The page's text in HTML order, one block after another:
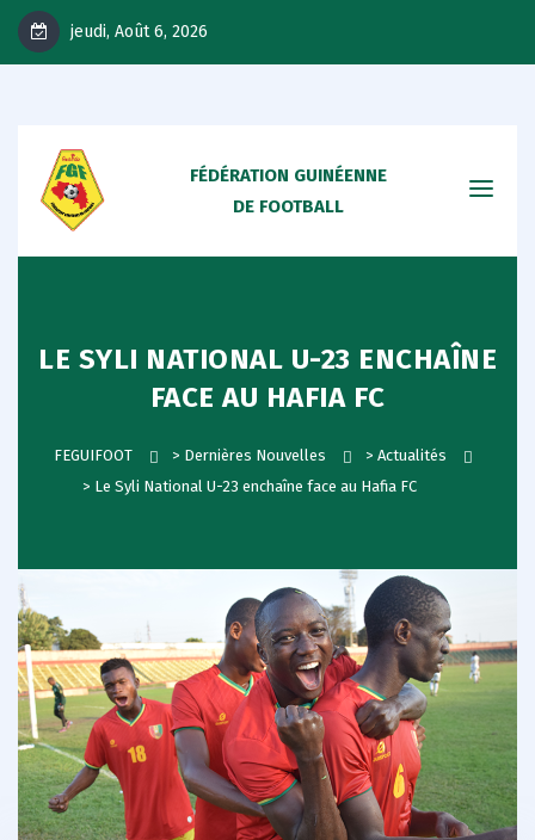
jeudi, Août 6, 2026
FÉDÉRATION GUINÉENNE
DE FOOTBALL
LE SYLI NATIONAL U-23 ENCHAÎNE
FACE AU HAFIA FC
FEGUIFOOT > Dernières Nouvelles > Actualités
> Le Syli National U-23 enchaîne face au Hafia FC